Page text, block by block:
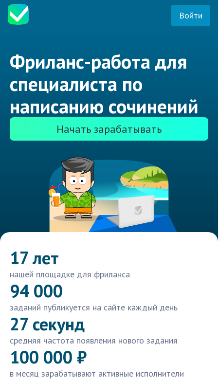
Войти
Фриланс-работа для
специалиста по
написанию сочинений
Начать зарабатывать
17 лет
нашей площадке для фриланса
94 000
заданий публикуется на сайте каждый день
27 секунд
средняя частота появления нового задания
100 000 ₽
в месяц зарабатывают активные исполнители